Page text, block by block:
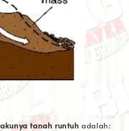
tanah runtuh adalah: